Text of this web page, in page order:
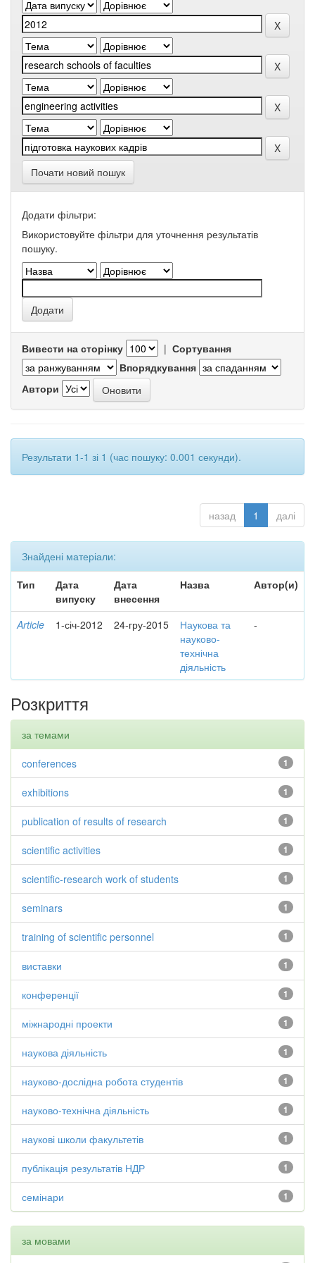
Почати новий пошук
Додати фільтри:
Використовуйте фільтри для уточнення результатів
пошуку.
Вивести на сторінку | Сортування
Впорядкування
Автори
Результати 1-1 зі 1 (час пошуку: 0.001 секунди).
назад 1 далі
Знайдені матеріали:
Тип
Дата
випуску
Дата
внесення
Назва Автор(и)
Article 1-січ-2012 24-гру-2015
Наукова та
науково-
технічна
діяльність
-
Розкриття
за темами
1
conferences
1
exhibitions
1
publication of results of research
1
scientific activities
1
scientific-research work of students
1
seminars
1
training of scientific personnel
1
виставки
1
конференції
1
міжнародні проекти
1
наукова діяльність
1
науково-дослідна робота студентів
1
науково-технічна діяльність
1
наукові школи факультетів
1
публікація результатів НДР
1
семінари
за мовами